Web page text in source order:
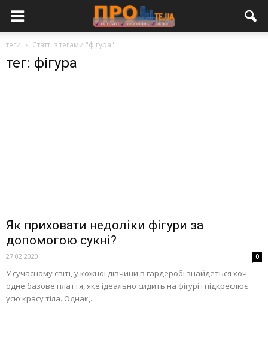
теги Статті з тегами "фігура"
тег: фігура
Як приховати недоліки фігури за
допомогою сукні?
27.02.2020 0
У сучасному світі, у кожної дівчини в гардеробі знайдеться хоч
одне базове плаття, яке ідеально сидить на фігурі і підкреслює
усю красу тіла. Однак,...